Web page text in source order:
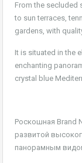
From the secluded
to sun terraces,
gardens, with
It is situated in the
enchanting
crystal blue
Роскошная Brand
развитой
панорамным